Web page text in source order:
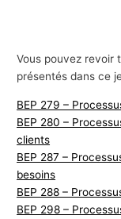
Vous pouvez revoir
présentés dans ce
BEP 279 –
BEP 280 –
clients
BEP 287 –
besoins
BEP 288 –
BEP 298 –